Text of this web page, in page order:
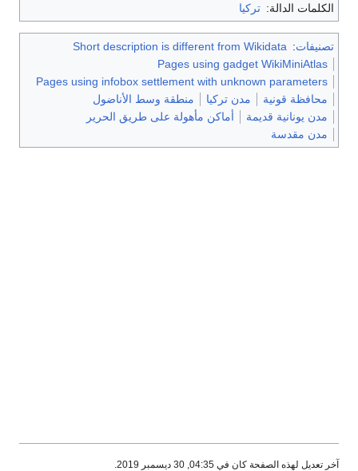
الكلمات الدالة: تركيا
تصنيفات:
Short description is different from Wikidata
Pages using gadget WikiMiniAtlas
Pages using infobox settlement with unknown parameters
محافظة قونية
مدن تركيا
منطقة وسط الأناضول
مدن يونانية قديمة
أماكن مأهولة على طريق الحرير
مدن مقدسة
آخر تعديل لهذه الصفحة كان في 04:35, 30 ديسمبر 2019.